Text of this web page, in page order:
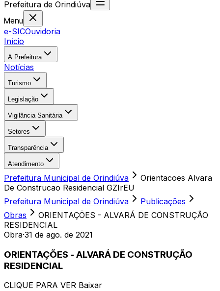
Prefeitura de Orindiúva
Menu
e-SICOuvidoria
Início
A Prefeitura
Notícias
Turismo
Legislação
Vigilância Sanitária
Setores
Transparência
Atendimento
Prefeitura Municipal de Orindiúva
Orientacoes Alvara
De Construcao Residencial GZIrEU
Prefeitura Municipal de Orindiúva
Publicações
Obras
ORIENTAÇÕES - ALVARÁ DE CONSTRUÇÃO
RESIDENCIAL
Obra·31 de ago. de 2021
ORIENTAÇÕES - ALVARÁ DE CONSTRUÇÃO
RESIDENCIAL
CLIQUE PARA VER Baixar